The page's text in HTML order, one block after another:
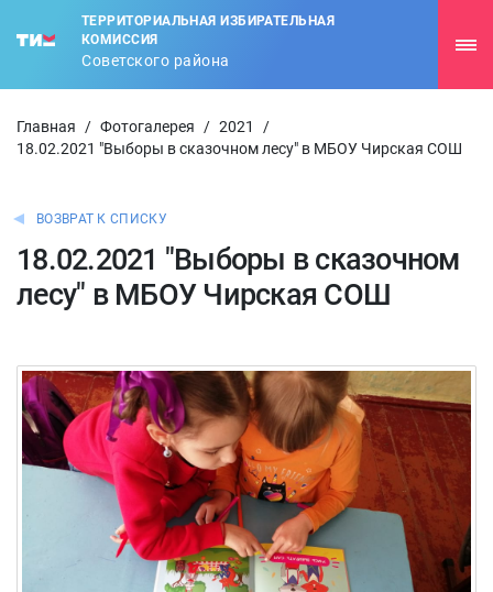
ТЕРРИТОРИАЛЬНАЯ ИЗБИРАТЕЛЬНАЯ
КОМИССИЯ
Советского района
Главная / Фотогалерея / 2021
/
18.02.2021 "Выборы в сказочном лесу" в МБОУ Чирская СОШ
ВОЗВРАТ К СПИСКУ
18.02.2021 "Выборы в сказочном
лесу" в МБОУ Чирская СОШ